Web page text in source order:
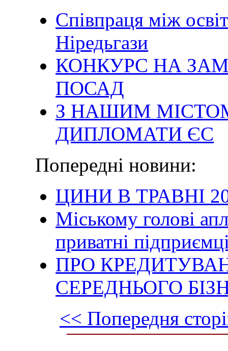
Співпраця між
Ніредьгази
КОНКУРС НА
ПОСАД
З НАШИМ
ДИПЛОМАТИ ЄС
Попередні новини:
ЦИНИ В ТРАВНІ
Міському голові
приватні
ПРО
СЕРЕДНЬОГО
<< Попередня